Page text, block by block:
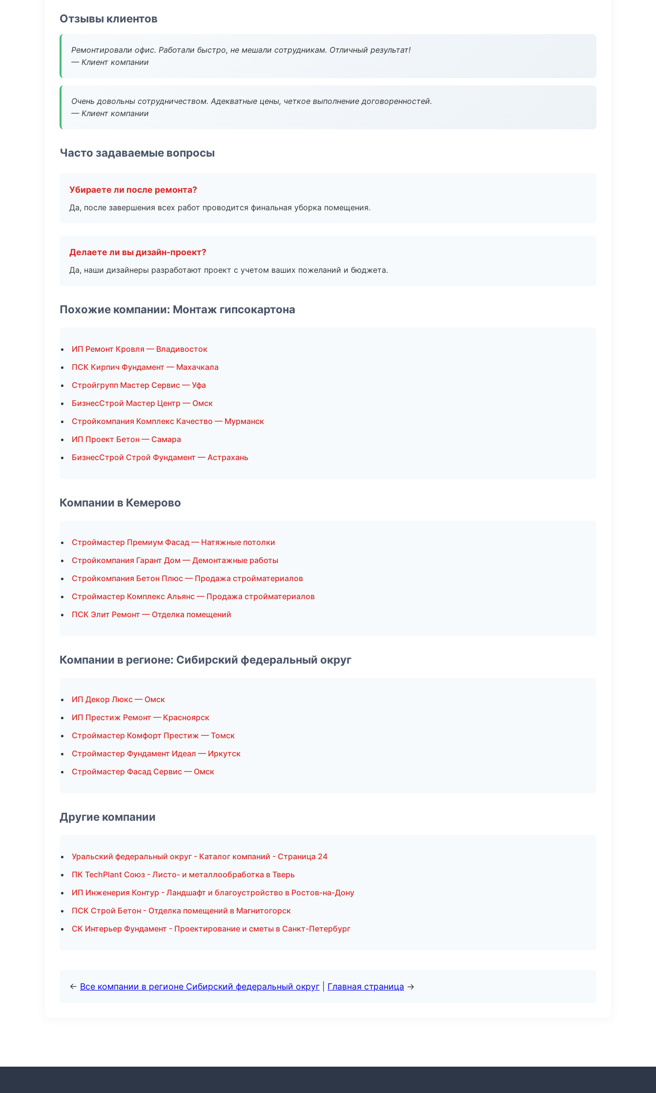
Отзывы клиентов
Ремонтировали офис. Работали быстро, не мешали сотрудникам. Отличный результат!
— Клиент компании
Очень довольны сотрудничеством. Адекватные цены, четкое выполнение договоренностей.
— Клиент компании
Часто задаваемые вопросы
Убираете ли после ремонта?
Да, после завершения всех работ проводится финальная уборка помещения.
Делаете ли вы дизайн-проект?
Да, наши дизайнеры разработают проект с учетом ваших пожеланий и бюджета.
Похожие компании: Монтаж гипсокартона
ИП Ремонт Кровля — Владивосток
ПСК Кирпич Фундамент — Махачкала
Стройгрупп Мастер Сервис — Уфа
БизнесСтрой Мастер Центр — Омск
Стройкомпания Комплекс Качество — Мурманск
ИП Проект Бетон — Самара
БизнесСтрой Строй Фундамент — Астрахань
Компании в Кемерово
Строймастер Премиум Фасад — Натяжные потолки
Стройкомпания Гарант Дом — Демонтажные работы
Стройкомпания Бетон Плюс — Продажа стройматериалов
Строймастер Комплекс Альянс — Продажа стройматериалов
ПСК Элит Ремонт — Отделка помещений
Компании в регионе: Сибирский федеральный округ
ИП Декор Люкс — Омск
ИП Престиж Ремонт — Красноярск
Строймастер Комфорт Престиж — Томск
Строймастер Фундамент Идеал — Иркутск
Строймастер Фасад Сервис — Омск
Другие компании
Уральский федеральный округ - Каталог компаний - Страница 24
ПК TechPlant Союз - Листо- и металлообработка в Тверь
ИП Инженерия Контур - Ландшафт и благоустройство в Ростов-на-Дону
ПСК Строй Бетон - Отделка помещений в Магнитогорск
СК Интерьер Фундамент - Проектирование и сметы в Санкт-Петербург
← Все компании в регионе Сибирский федеральный округ Главная страница →